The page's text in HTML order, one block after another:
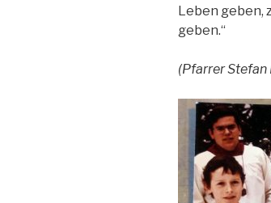
Leben geben,
geben.“
(Pfarrer Stefan